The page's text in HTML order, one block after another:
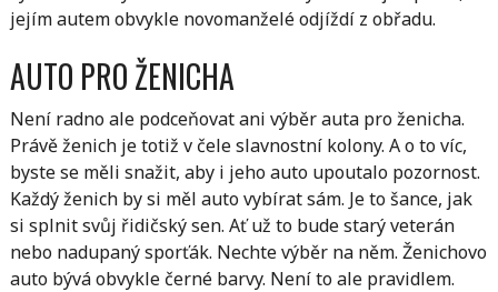
jejím autem obvykle novomanželé odjíždí z obřadu.
AUTO PRO ŽENICHA
Není radno ale podceňovat ani výběr auta pro ženicha.
Právě ženich je totiž v čele slavnostní kolony. A o to víc,
byste se měli snažit, aby i jeho auto upoutalo pozornost.
Každý ženich by si měl auto vybírat sám. Je to šance, jak
si splnit svůj řidičský sen. Ať už to bude starý veterán
nebo nadupaný sporťák. Nechte výběr na něm. Ženichovo
auto bývá obvykle černé barvy. Není to ale pravidlem.